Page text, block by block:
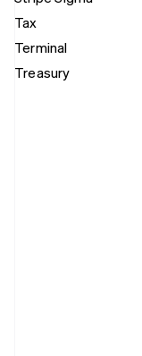
Tax
Terminal
Treasury